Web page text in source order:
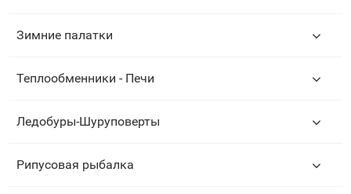
Зимние палатки
Теплообменники - Печи
Ледобуры-Шуруповерты
Рипусовая рыбалка